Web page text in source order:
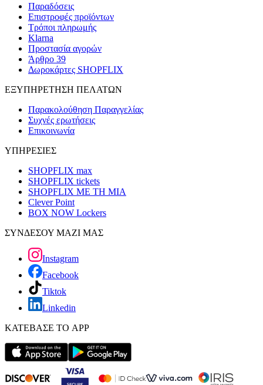
Παραδόσεις
Επιστροφές προϊόντων
Τρόποι πληρωμής
Klarna
Προστασία αγορών
Άρθρο 39
Δωροκάρτες SHOPFLIX
ΕΞΥΠΗΡΕΤΗΣΗ ΠΕΛΑΤΩΝ
Παρακολούθηση Παραγγελίας
Συχνές ερωτήσεις
Επικοινωνία
ΥΠΗΡΕΣΙΕΣ
SHOPFLIX max
SHOPFLIX tickets
SHOPFLIX ΜΕ ΤΗ ΜΙΑ
Clever Point
BOX NOW Lockers
ΣΥΝΔΕΣΟΥ ΜΑΖΙ ΜΑΣ
Instagram
Facebook
Tiktok
Linkedin
ΚΑΤΕΒΑΣΕ ΤΟ APP